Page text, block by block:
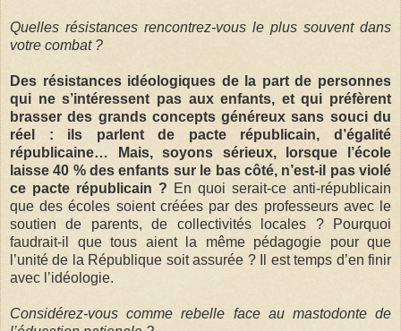
Quelles résistances rencontrez-vous le plus souvent dans
votre combat ?
Des résistances idéologiques de la part de personnes
qui ne s’intéressent pas aux enfants, et qui préfèrent
brasser des grands concepts généreux sans souci du
réel : ils parlent de pacte républicain, d’égalité
républicaine… Mais, soyons sérieux, lorsque l’école
laisse 40 % des enfants sur le bas côté, n’est-il pas violé
ce pacte républicain ? En quoi serait-ce anti-républicain
que des écoles soient créées par des professeurs avec le
soutien de parents, de collectivités locales ? Pourquoi
faudrait-il que tous aient la même pédagogie pour que
l’unité de la République soit assurée ? Il est temps d’en finir
avec l’idéologie.
Considérez-vous comme rebelle face au mastodonte de